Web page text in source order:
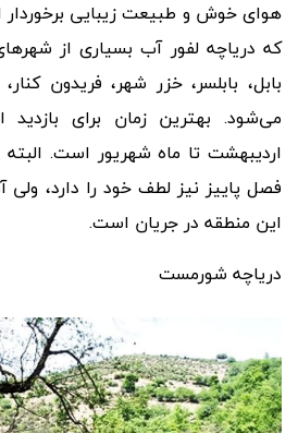
هوای خوش و طبیعت زیبایی
که دریاچه لفور آب بسیاری از
بابل، بابلسر، خزر شهر، فریدون
میشود. بهترین زمان برای بازدید
اردیبهشت تا ماه شهریور است. البته
فصل پاییز نیز لطف خود را دارد،
این منطقه در جریان است.
دریاچه شورمست